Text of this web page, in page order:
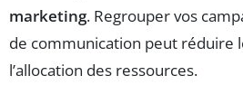
marketing. Regrouper vos
de communication peut réduire
l’allocation des ressources.